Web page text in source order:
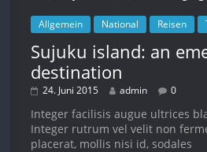
Allgemein National Reisen
Sujuku island: an
destination
24. Juni 2015 admin 0
Integer facilisis augue ultrices
Integer rutrum vel velit non
placerat, mollis nisi id, sodales